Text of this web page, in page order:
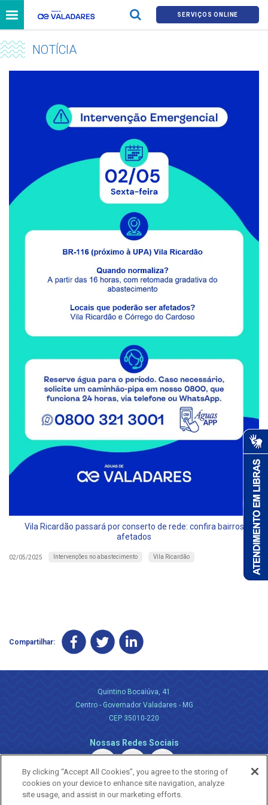
SERVIÇOS ONLINE
NOTÍCIA
Vila Ricardão passará por conserto de rede: confira bairros
afetados
02/05/2025 Intervenções no abastecimento Vila Ricardão
Compartilhar:
Quintino Bocaiúva, 41
Centro - Governador Valadares - MG
CEP 35010-220
Nossas Redes Sociais
By clicking “Accept All Cookies”, you agree to the storing of
cookies on your device to enhance site navigation, analyze
site usage, and assist in our marketing efforts.